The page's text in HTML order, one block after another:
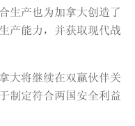
生产也为加拿大创造了
产能力，并获取现代战
大将继续在双赢伙伴关
制定符合两国安全利益